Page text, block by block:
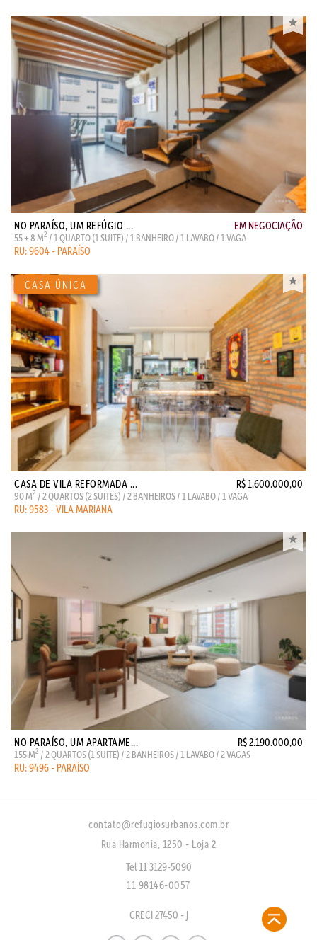
NO PARAÍSO, UM REFÚGIO ... EM NEGOCIAÇÃO
55 + 8 M2 / 1 QUARTO (1 SUITE) / 1 BANHEIRO / 1 LAVABO / 1 VAGA
RU: 9604 - PARAÍSO
CASA DE VILA REFORMADA ... R$ 1.600.000,00
90 M2 / 2 QUARTOS (2 SUITES) / 2 BANHEIROS / 1 LAVABO / 1 VAGA
RU: 9583 - VILA MARIANA
NO PARAÍSO, UM APARTAME... R$ 2.190.000,00
155 M2 / 2 QUARTOS (1 SUITE) / 2 BANHEIROS / 1 LAVABO / 2 VAGAS
RU: 9496 - PARAÍSO
contato@refugiosurbanos.com.br
Rua Harmonia, 1250 - Loja 2
Tel 11 3129-5090
11 98146-0057
CRECI 27450 - J